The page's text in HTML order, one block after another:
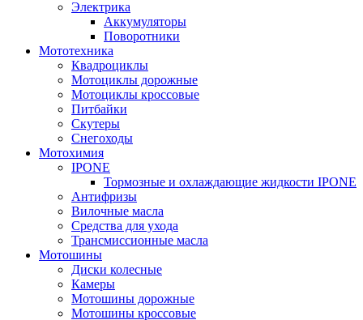
Электрика
Аккумуляторы
Поворотники
Мототехника
Квадроциклы
Мотоциклы дорожные
Мотоциклы кроссовые
Питбайки
Скутеры
Снегоходы
Мотохимия
IPONE
Тормозные и охлаждающие жидкости IPONE
Антифризы
Вилочные масла
Средства для ухода
Трансмиссионные масла
Мотошины
Диски колесные
Камеры
Мотошины дорожные
Мотошины кроссовые